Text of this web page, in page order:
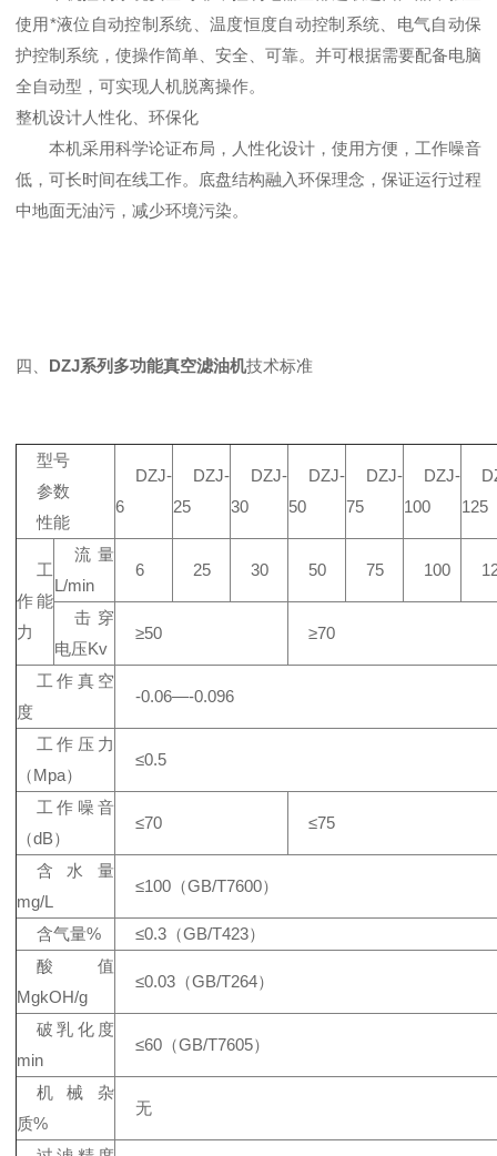
使用*液位自动控制系统、温度恒度自动控制系统、电气自动保
护控制系统，使操作简单、安全、可靠。并可根据需要配备电脑
全自动型，可实现人机脱离操作。
整机设计人性化、环保化
本机采用科学论证布局，人性化设计，使用方便，工作噪音
低，可长时间在线工作。底盘结构融入环保理念，保证运行过程
中地面无油污，减少环境污染。
四、 DZJ系列多功能真空滤油机技术标准
型号
参数
性能
DZJ-
6
DZJ-
25
DZJ-
30
DZJ-
50
DZJ-
75
DZJ-
100
125
工
作能
力
流量
L/min
6 25 30 50 75 100
击穿
电压Kv
≥50 ≥70
工作真空
度
-0.06—-0.096
工作压力
（Mpa）
≤0.5
工作噪音
（dB）
≤70 ≤75
含水量
mg/L
≤100（GB/T7600）
含气量%
≤0.3（GB/T423）
酸值
MgkOH/g
≤0.03（GB/T264）
破乳化度
min
≤60（GB/T7605）
机械杂
质%
无